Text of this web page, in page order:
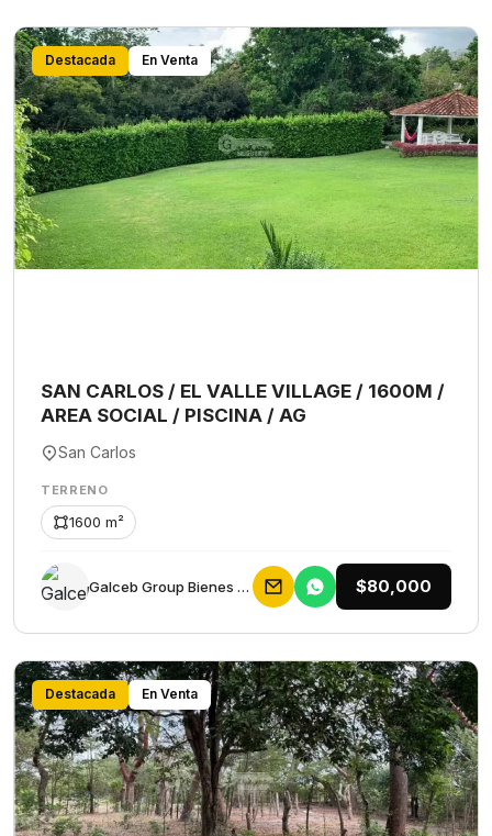
Destacada En Venta
SAN CARLOS / EL VALLE VILLAGE / 1600M /
AREA SOCIAL / PISCINA / AG
San Carlos
TERRENO
1600 m²
Galceb Group Bienes Raices $80,000
Destacada En Venta